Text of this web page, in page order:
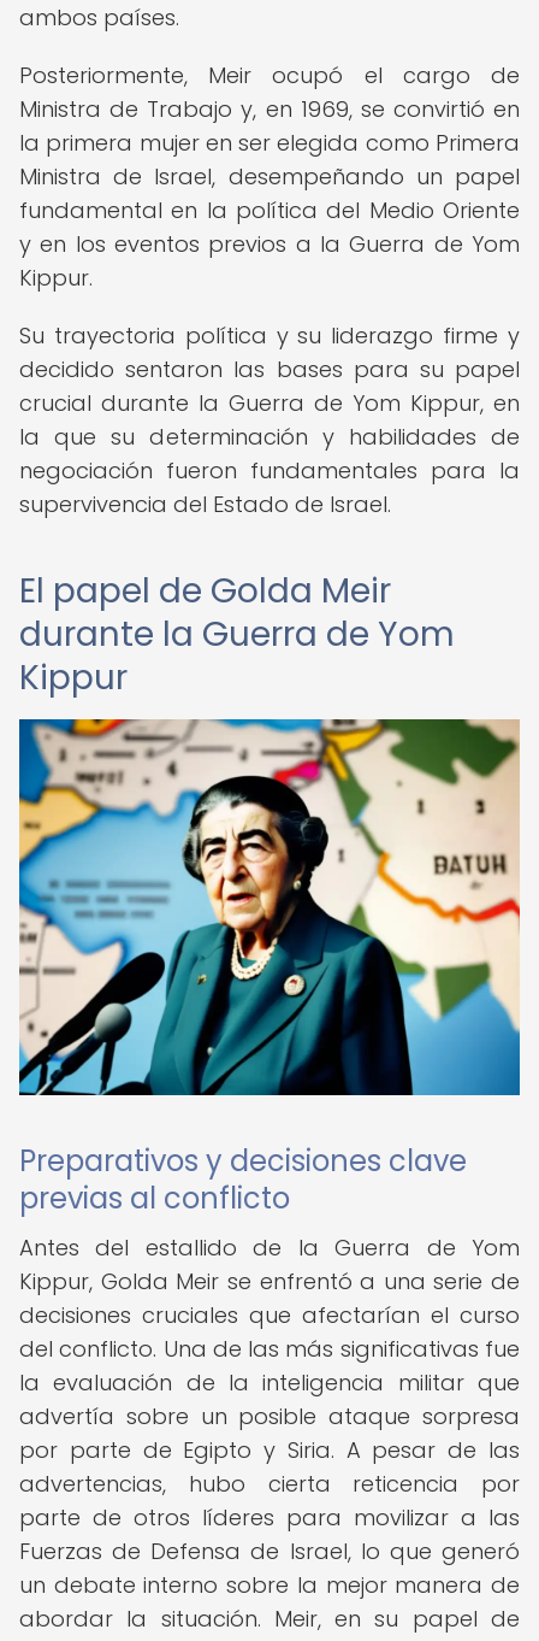
ambos países.
Posteriormente, Meir ocupó el cargo de
Ministra de Trabajo y, en 1969, se convirtió en
la primera mujer en ser elegida como Primera
Ministra de Israel, desempeñando un papel
fundamental en la política del Medio Oriente
y en los eventos previos a la Guerra de Yom
Kippur.
Su trayectoria política y su liderazgo firme y
decidido sentaron las bases para su papel
crucial durante la Guerra de Yom Kippur, en
la que su determinación y habilidades de
negociación fueron fundamentales para la
supervivencia del Estado de Israel.
El papel de Golda Meir
durante la Guerra de Yom
Kippur
Preparativos y decisiones clave
previas al conflicto
Antes del estallido de la Guerra de Yom
Kippur, Golda Meir se enfrentó a una serie de
decisiones cruciales que afectarían el curso
del conflicto. Una de las más significativas fue
la evaluación de la inteligencia militar que
advertía sobre un posible ataque sorpresa
por parte de Egipto y Siria. A pesar de las
advertencias, hubo cierta reticencia por
parte de otros líderes para movilizar a las
Fuerzas de Defensa de Israel, lo que generó
un debate interno sobre la mejor manera de
abordar la situación. Meir, en su papel de